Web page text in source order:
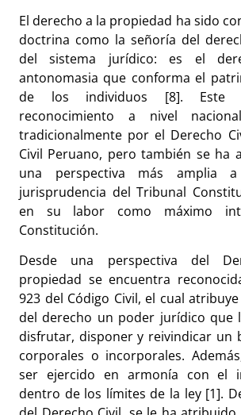
El derecho a la propiedad ha sido
doctrina como la señoría del
del sistema jurídico: es el
antonomasia que conforma el
de los individuos [8]. Este
reconocimiento a nivel
tradicionalmente por el Derecho
Civil Peruano, pero también se ha
una perspectiva más amplia
jurisprudencia del Tribunal
en su labor como máximo
Constitución.
Desde una perspectiva del
propiedad se encuentra
923 del Código Civil, el cual
del derecho un poder jurídico que
disfrutar, disponer y reivindicar un
corporales o incorporales.
ser ejercido en armonía con el
dentro de los límites de la ley [1].